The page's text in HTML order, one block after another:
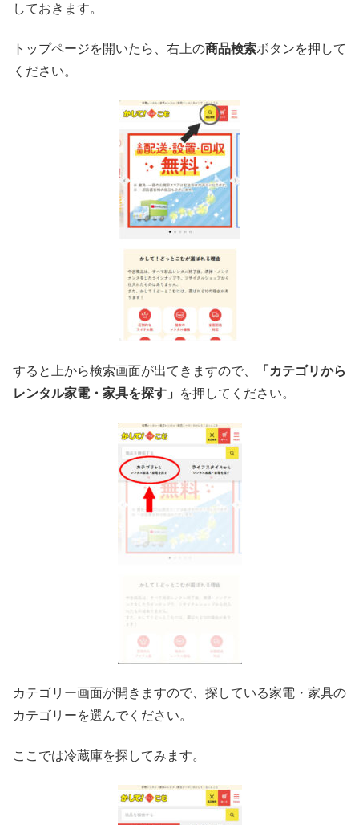
しておきます。
トップページを開いたら、右上の商品検索ボタンを押して
ください。
すると上から検索画面が出てきますので、
「カテゴリから
レンタル家電・家具を探す」
を押してください。
カテゴリー画面が開きますので、探している家電・家具の
カテゴリーを選んでください。
ここでは冷蔵庫を探してみます。